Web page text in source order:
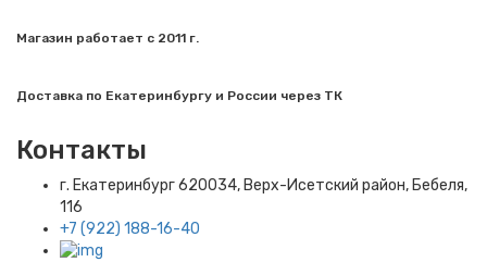
Магазин работает с 2011 г.
Доставка по Екатеринбургу и России через ТК
Контакты
г. Екатеринбург​ 620034, Верх-Исетский район, Бебеля,
116
+7 (922) 188-16-40